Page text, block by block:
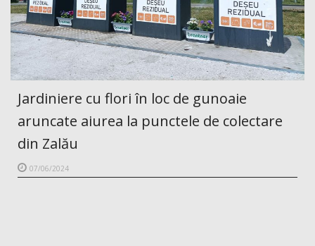
Jardiniere cu flori în loc de gunoaie
aruncate aiurea la punctele de colectare
din Zalău
07/06/2024